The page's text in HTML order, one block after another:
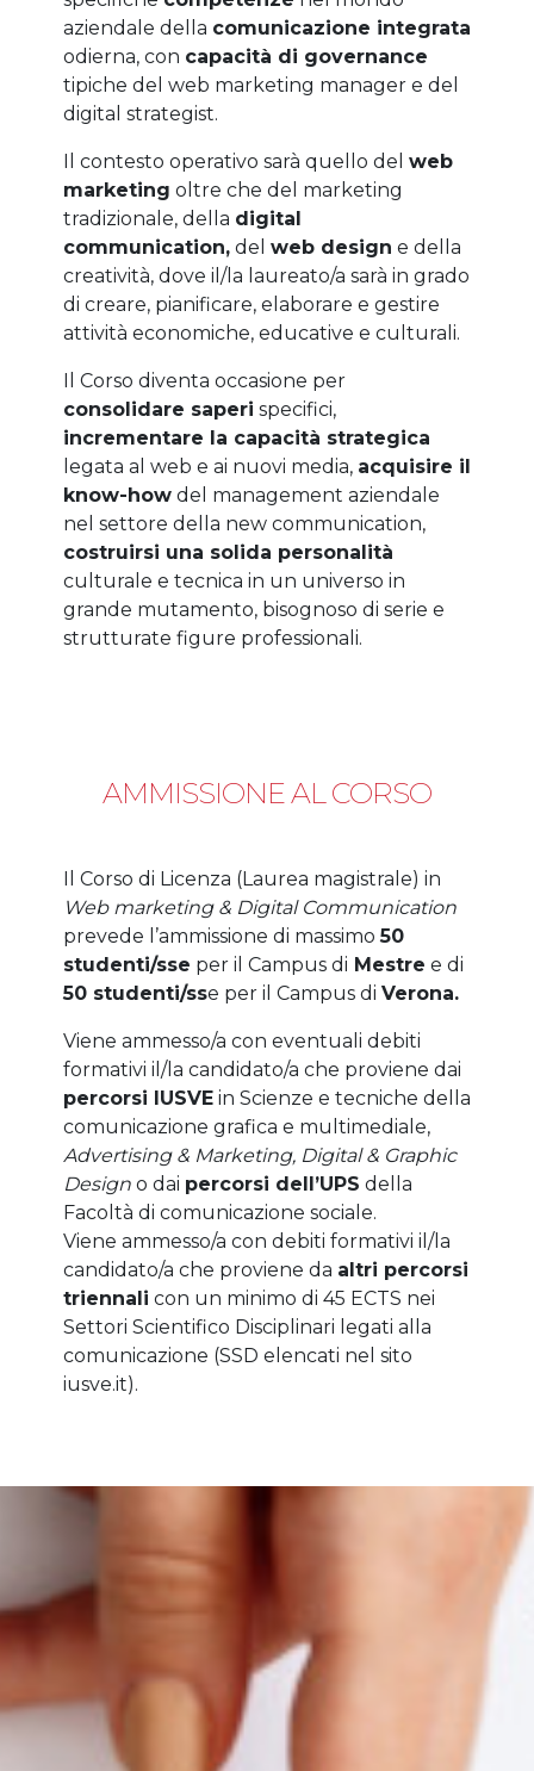
aziendale della comunicazione integrata
odierna, con capacità di governance
tipiche del web marketing manager e del
digital strategist.
Il contesto operativo sarà quello del web
marketing oltre che del marketing
tradizionale, della digital
communication,del web design e della
creatività, dove il/la laureato/a sarà in grado
di creare, pianificare, elaborare e gestire
attività economiche, educative e culturali.
Il Corso diventa occasione per
consolidare saperi specifici,
incrementare la capacità strategica
legata al web e ai nuovi media, acquisire il
know-howdel management aziendale
nel settore della new communication,
costruirsi una solida personalità
culturale e tecnica in un universo in
grande mutamento, bisognoso di serie e
strutturate figure professionali.
AMMISSIONE AL CORSO
Il Corso di Licenza (Laurea magistrale) in
Web marketing & Digital Communication
prevede l’ammissione di massimo50
studenti/sse per il Campus di Mestre e di
50 studenti/sse per il Campus di Verona.
Viene ammesso/a con eventuali debiti
formativi il/la candidato/a che proviene dai
percorsi IUSVEin Scienze e tecniche della
comunicazione grafica e multimediale,
Advertising & Marketing, Digital & Graphic
Designo dai percorsi dell’UPS della
Facoltà di comunicazione sociale.
Viene ammesso/a con debiti formativi il/la
candidato/a che proviene da altri percorsi
triennali con un minimo di 45 ECTS nei
Settori Scientifico Disciplinari legati alla
comunicazione (SSD elencati nel sito
iusve.it).